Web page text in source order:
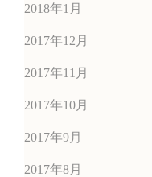
2018年1月
2017年12月
2017年11月
2017年10月
2017年9月
2017年8月